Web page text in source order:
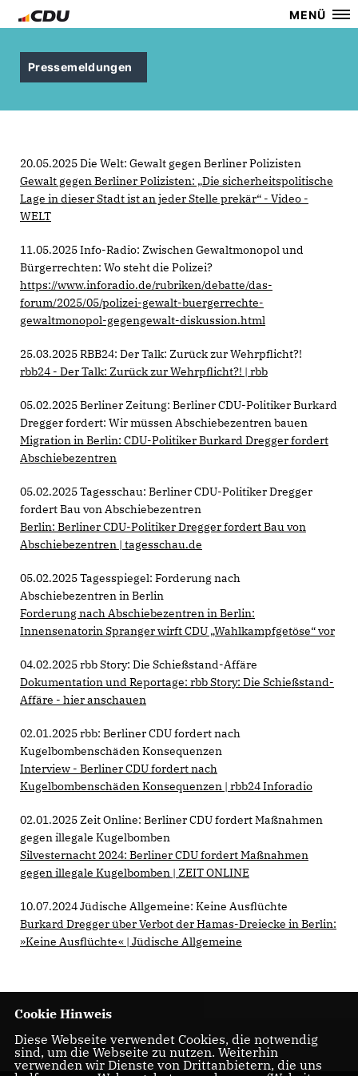
MENÜ
Pressemeldungen
20.05.2025 Die Welt: Gewalt gegen Berliner Polizisten
Gewalt gegen Berliner Polizisten: „Die sicherheitspolitische
Lage in dieser Stadt ist an jeder Stelle prekär“ - Video -
WELT
11.05.2025 Info-Radio: Zwischen Gewaltmonopol und
Bürgerrechten: Wo steht die Polizei?
https://www.inforadio.de/rubriken/debatte/das-
forum/2025/05/polizei-gewalt-buergerrechte-
gewaltmonopol-gegengewalt-diskussion.html
25.03.2025 RBB24: Der Talk: Zurück zur Wehrpflicht?!
rbb24 - Der Talk: Zurück zur Wehrpflicht?! | rbb
05.02.2025 Berliner Zeitung: Berliner CDU-Politiker Burkard
Dregger fordert: Wir müssen Abschiebezentren bauen
Migration in Berlin: CDU-Politiker Burkard Dregger fordert
Abschiebezentren
05.02.2025 Tagesschau: Berliner CDU-Politiker Dregger
fordert Bau von Abschiebezentren
Berlin: Berliner CDU-Politiker Dregger fordert Bau von
Abschiebezentren | tagesschau.de
05.02.2025 Tagesspiegel: Forderung nach
Abschiebezentren in Berlin
Forderung nach Abschiebezentren in Berlin:
Innensenatorin Spranger wirft CDU „Wahlkampfgetöse“ vor
04.02.2025 rbb Story: Die Schießstand-Affäre
Dokumentation und Reportage: rbb Story: Die Schießstand-
Affäre - hier anschauen
02.01.2025 rbb: Berliner CDU fordert nach
Kugelbombenschäden Konsequenzen
Interview - Berliner CDU fordert nach
Kugelbombenschäden Konsequenzen | rbb24 Inforadio
02.01.2025 Zeit Online: Berliner CDU fordert Maßnahmen
gegen illegale Kugelbomben
Silvesternacht 2024: Berliner CDU fordert Maßnahmen
gegen illegale Kugelbomben | ZEIT ONLINE
10.07.2024 Jüdische Allgemeine: Keine Ausflüchte
Burkard Dregger über Verbot der Hamas-Dreiecke in Berlin:
»Keine Ausflüchte« | Jüdische Allgemeine
Cookie Hinweis
Diese Webseite verwendet Cookies, die notwendig
sind, um die Webseite zu nutzen. Weiterhin
verwenden wir Dienste von Drittanbietern, die uns